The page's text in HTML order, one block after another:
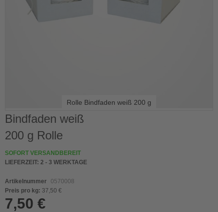
Bindfaden weiß
200 g Rolle
SOFORT VERSANDBEREIT
LIEFERZEIT: 2 - 3 WERKTAGE
Artikelnummer
0570008
Preis pro kg: 37,50 €
7,50 €
Rolle Bindfaden weiß 200 g
Skip
to
the
beginning
of
the
gallery